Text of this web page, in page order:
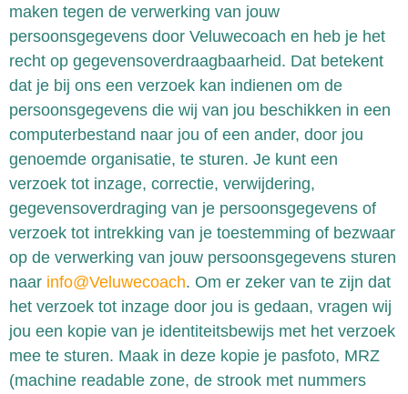
maken tegen de verwerking van jouw
persoonsgegevens door Veluwecoach en heb je het
recht op gegevensoverdraagbaarheid. Dat betekent
dat je bij ons een verzoek kan indienen om de
persoonsgegevens die wij van jou beschikken in een
computerbestand naar jou of een ander, door jou
genoemde organisatie, te sturen. Je kunt een
verzoek tot inzage, correctie, verwijdering,
gegevensoverdraging van je persoonsgegevens of
verzoek tot intrekking van je toestemming of bezwaar
op de verwerking van jouw persoonsgegevens sturen
naar info@Veluwecoach. Om er zeker van te zijn dat
het verzoek tot inzage door jou is gedaan, vragen wij
jou een kopie van je identiteitsbewijs met het verzoek
mee te sturen. Maak in deze kopie je pasfoto, MRZ
(machine readable zone, de strook met nummers